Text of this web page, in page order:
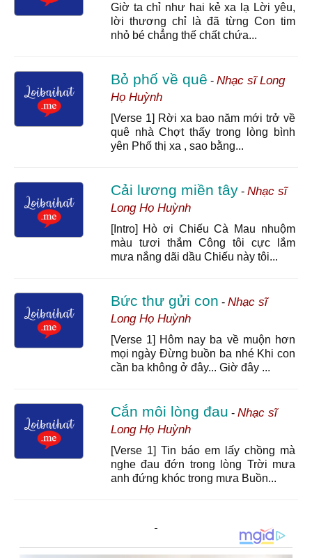
Giờ ta chỉ như hai kẻ xa lạ Lời yêu,
lời thương chỉ là đã từng Con tim
nhỏ bé chẳng thế chất chứa...
Bỏ phố về quê - Nhạc sĩ Long
Họ Huỳnh
[Verse 1] Rời xa bao năm mới trở về
quê nhà Chợt thấy trong lòng bình
yên Phố thị xa , sao bằng...
Cải lương miền tây- Nhạc sĩ
Long Họ Huỳnh
[Intro] Hò ơi Chiếu Cà Mau nhuộm
màu tươi thắm Công tôi cực lắm
mưa nắng dãi dầu Chiếu này tôi...
Bức thư gửi con - Nhạc sĩ
Long Họ Huỳnh
[Verse 1] Hôm nay ba về muộn hơn
mọi ngày Đừng buồn ba nhé Khi con
cần ba không ở đây... Giờ đây ...
Cắn môi lòng đau - Nhạc sĩ
Long Họ Huỳnh
[Verse 1] Tin báo em lấy chồng mà
nghe đau đớn trong lòng Trời mưa
anh đứng khóc trong mưa Buồn...